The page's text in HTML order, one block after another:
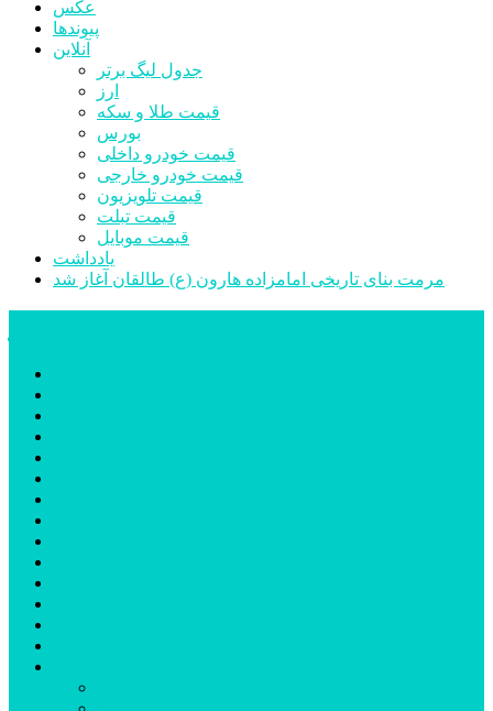
عکس
پیوندها
آنلاین
جدول لیگ برتر
ارز
قیمت طلا و سکه
بورس
قیمت خودرو داخلی
قیمت خودرو خارجی
قیمت تلویزیون
قیمت تبلت
قیمت موبایل
یادداشت
مرمت بنای تاریخی امامزاده هارون (ع) طالقان آغاز شد